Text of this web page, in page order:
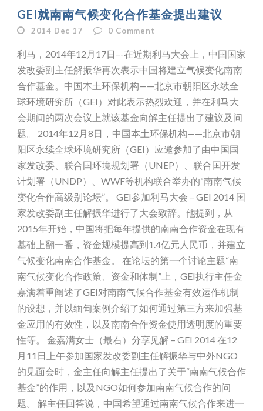
GEI就南南气候变化合作基金提出建议
2014 Dec 17 0 Comment
利马，2014年12月17日–-在近期利马大会上，中国国家
发改委副主任解振华再次表示中国将建立气候变化南南
合作基金。中国本土环保机构——北京市朝阳区永续全
球环境研究所（GEI）对此表示热烈欢迎，并在利马大
会期间的两次会议上就该基金向解主任提出了建议及问
题。 2014年12月8日，中国本土环保机构——北京市朝
阳区永续全球环境研究所（GEI）应邀参加了由中国国
家发改委、联合国环境规划署（UNEP）、联合国开发
计划署（UNDP）、WWF等机构联合举办的“南南气候
变化合作高级别论坛”。 GEI参加利马大会 – GEI 2014 国
家发改委副主任解振华进行了大会致辞。他提到，从
2015年开始，中国将把每年提供的南南合作资金在现有
基础上翻一番，资金规模提高到1.4亿元人民币，并建立
气候变化南南合作基金。 在论坛的第一个讨论主题“南
南气候变化合作政策、资金和体制”上，GEI执行主任金
嘉满着重阐述了GEI对南南气候合作基金有效运作机制
的设想，并以缅甸案例介绍了如何通过第三方来加强基
金应用的有效性，以及南南合作资金使用透明度的重要
性等。 金嘉满女士（最右）分享见解 – GEI 2014 在12
月11日上午参加国家发改委副主任解振华与中外NGO
的见面会时，金主任向解主任提出了关于“南南气候合作
基金”的作用，以及NGO如何参加南南气候合作的问
题。 解主任回答说，中国希望通过南南气候合作来进一